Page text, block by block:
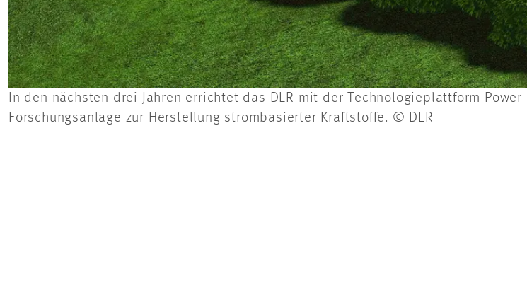
In den nächsten drei Jahren errichtet das DLR mit der Technologieplattform
Forschungsanlage zur Herstellung strombasierter Kraftstoffe. © DLR